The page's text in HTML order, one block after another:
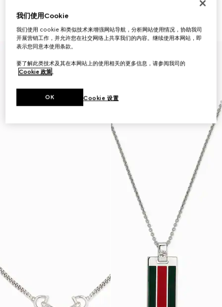
₺23.200
Gucci Interlocking系列水晶吊坠
我们使用Cookie
我们使用 cookie 和类似技术来增强网站导航，分析网站使用情况，协助我司
开展营销工作，并允许您在社交网络上共享我们的内容。继续使用本网站，即
表示您同意本使用条款。
要了解此类技术及其在本网站上的使用相关的更多信息，请参阅我司的
Cookie 政策。
Cookie 设置
OK